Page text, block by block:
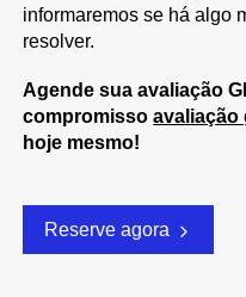
informaremos se há algo
resolver.
Agende sua avaliação
compromissoavaliação
hoje mesmo!
Reserve agora